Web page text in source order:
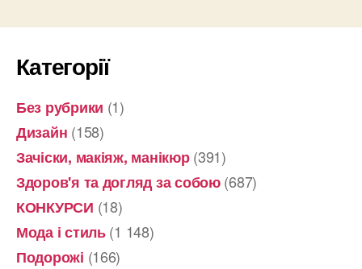
Категорії
Без рубрики (1)
Дизайн (158)
Зачіски, макіяж, манікюр(391)
Здоров'я та догляд за собою(687)
КОНКУРСИ (18)
Мода і стиль(1 148)
Подорожі (166)